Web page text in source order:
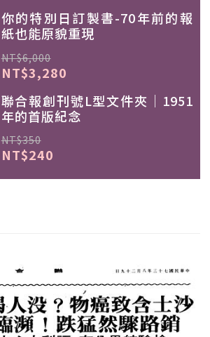
你的特別日訂製書-70年前的報
紙也能原貌重現
NT$6,000
NT$3,280
聯合報創刊號L型文件夾｜1951
年的首版紀念
NT$350
NT$240